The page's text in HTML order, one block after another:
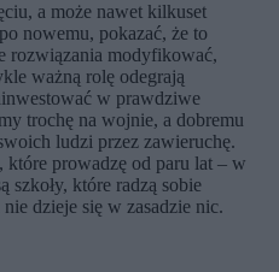
a może nawet kilkuset
nowemu, pokazać, że to
rozwiązania modyfikować,
ważną rolę odegrają
w prawdziwe
trochę na wojnie, a dobremu
ludzi przez zawieruchę.
które prowadzę od paru lat – w
szkoły, które radzą sobie
dzieje się w zasadzie nic.